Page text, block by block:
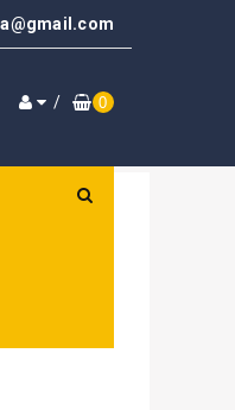
/ 0